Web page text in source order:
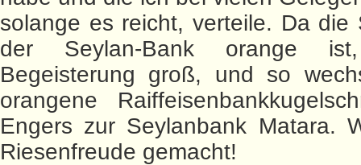
solange es reicht, verteile. Da die
der Seylan-Bank orange
Begeisterung groß, und so
orangene
Engers zur Seylanbank Matara.
Riesenfreude gemacht!